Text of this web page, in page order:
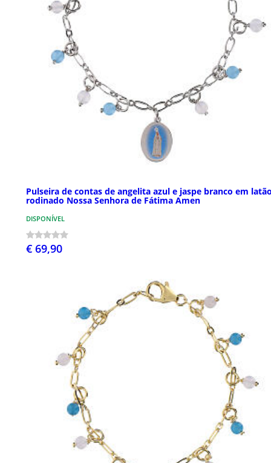
Pulseira de contas de angelita azul e jaspe branco em
rodinado Nossa Senhora de Fátima Amen
DISPONÍVEL
€ 69,90